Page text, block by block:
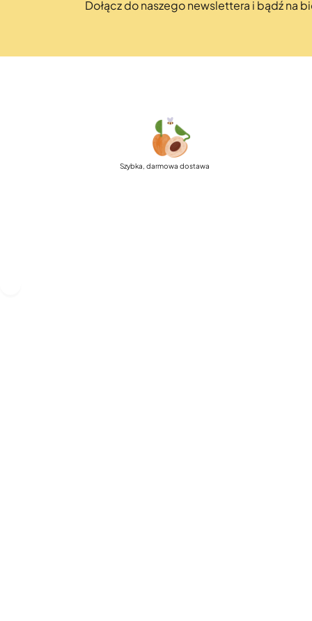
Dołącz do naszego newslettera i bądź na
Szybka, darmowa dostawa